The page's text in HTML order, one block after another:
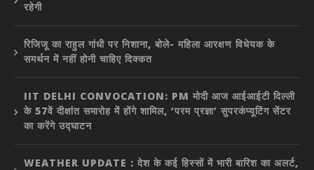
रहेगी
रिजिजू का राहुल गांधी पर निशाना, बोले- महिला आरक्षण विधेयक के
समर्थन में नहीं होनी चाहिए दिक्कत
IIT DELHI CONVOCATION: PM मोदी आज आईआईटी दिल्ली
के 57वें दीक्षांत समारोह में होंगे शामिल, ‘परम प्रज्ञा’ सुपरकंप्यूटिंग सेंटर
का करेंगे उद्घाटन
WEATHER UPDATE : देश के कई हिस्सों में भारी बारिश का अलर्ट,